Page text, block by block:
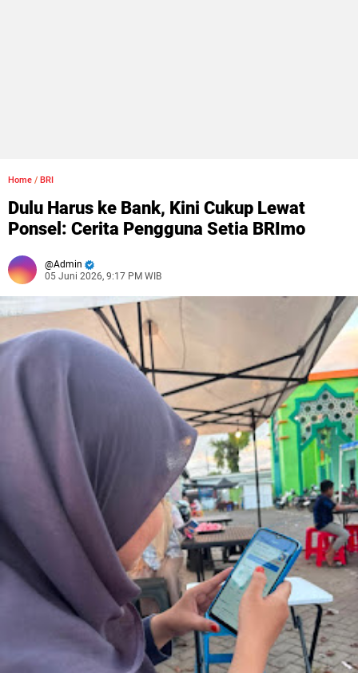
Home / BRI
Dulu Harus ke Bank, Kini Cukup Lewat
Ponsel: Cerita Pengguna Setia BRImo
Admin
05 Juni 2026, 9:17 PM WIB